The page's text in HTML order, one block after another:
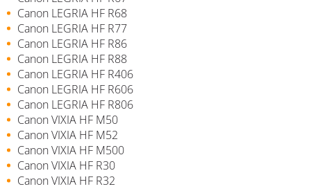
Canon LEGRIA HF R68
Canon LEGRIA HF R77
Canon LEGRIA HF R86
Canon LEGRIA HF R88
Canon LEGRIA HF R406
Canon LEGRIA HF R606
Canon LEGRIA HF R806
Canon VIXIA HF M50
Canon VIXIA HF M52
Canon VIXIA HF M500
Canon VIXIA HF R30
Canon VIXIA HF R32